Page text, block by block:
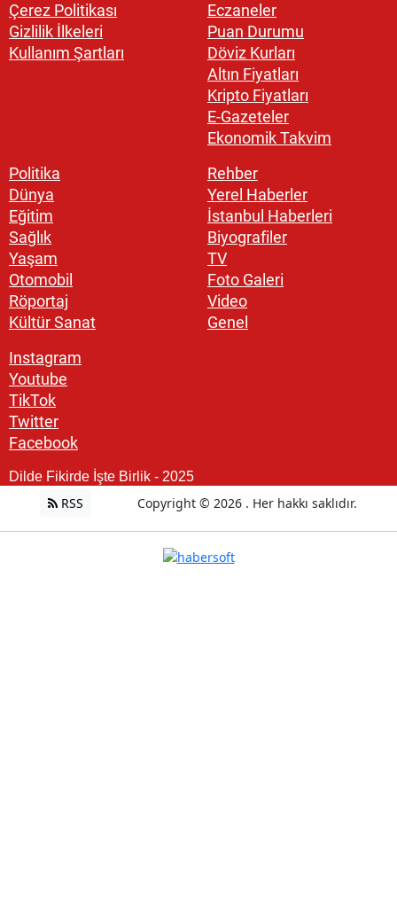
Çerez Politikası
Gizlilik İlkeleri
Kullanım Şartları
Eczaneler
Puan Durumu
Döviz Kurları
Altın Fiyatları
Kripto Fiyatları
E-Gazeteler
Ekonomik Takvim
Politika
Dünya
Eğitim
Sağlık
Yaşam
Otomobil
Röportaj
Kültür Sanat
Rehber
Yerel Haberler
İstanbul Haberleri
Biyografiler
TV
Foto Galeri
Video
Genel
Instagram
Youtube
TikTok
Twitter
Facebook
Dilde Fikirde İşte Birlik - 2025
RSS Copyright © 2026 . Her hakkı saklıdır.